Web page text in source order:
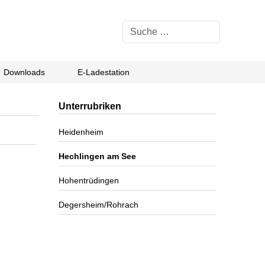
Suchen
Downloads E-Ladestation
Unterrubriken
Heidenheim
Hechlingen am See
Hohentrüdingen
Degersheim/Rohrach